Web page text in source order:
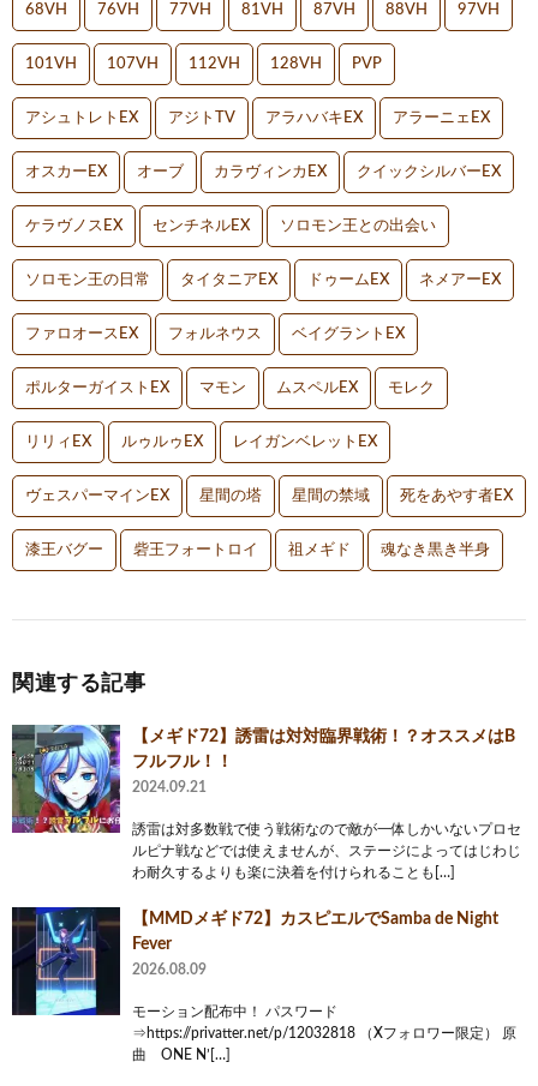
68VH 76VH 77VH 81VH 87VH 88VH 97VH
101VH 107VH 112VH 128VH PVP
アシュトレトEX アジトTV アラハバキEX アラーニェEX
オスカーEX オーブ カラヴィンカEX クイックシルバーEX
ケラヴノスEX センチネルEX ソロモン王との出会い
ソロモン王の日常 タイタニアEX ドゥームEX ネメアーEX
ファロオースEX フォルネウス ベイグラントEX
ポルターガイストEX マモン ムスペルEX モレク
リリィEX ルゥルゥEX レイガンベレットEX
ヴェスパーマインEX 星間の塔 星間の禁域 死をあやす者EX
漆王バグー 砦王フォートロイ 祖メギド 魂なき黒き半身
関連する記事
【メギド72】誘雷は対対臨界戦術！？オススメはB
フルフル！！
2024.09.21
誘雷は対多数戦で使う戦術なので敵が一体しかいないプロセ
ルピナ戦などでは使えませんが、ステージによってはじわじ
わ耐久するよりも楽に決着を付けられることも[…]
【MMDメギド72】カスピエルでSamba de Night
Fever
2026.08.09
モーション配布中！ パスワード
⇒https://privatter.net/p/12032818 （Xフォロワー限定） 原
曲 ONE N’[…]